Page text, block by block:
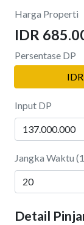
Harga Properti
IDR
Persentase DP
IDR
Input DP
Jangka Waktu
Detail